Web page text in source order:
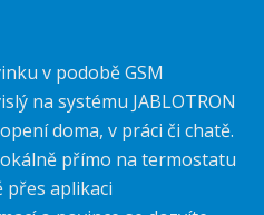
v podobě GSM
na systému JABLOTRON
doma, v práci či chatě.
přímo na termostatu
přes aplikaci